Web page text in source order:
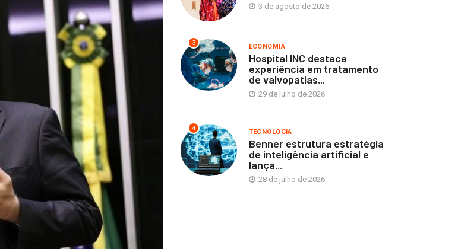
3 de agosto de 2026
3 ECONOMIA
Hospital INC destaca
experiência em tratamento
de valvopatias...
29 de julho de 2026
4 TECNOLOGIA
Benner estrutura estratégia
de inteligência artificial e
lança...
28 de julho de 2026